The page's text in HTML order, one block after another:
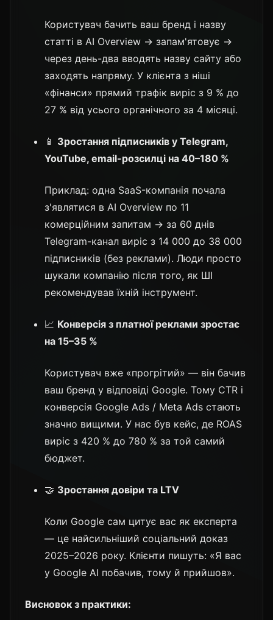
Користувач бачить ваш бренд і назву
статті в AI Overview → запам'ятовує →
через день-два вводять назву сайту або
заходять напряму. У клієнта з ніші
«фінанси» прямий трафік виріс з 9 % до
27 % від усього органічного за 4 місяці.
📱 Зростання підписників у Telegram,
YouTube, email-розсилці на 40–180 %
Приклад: одна SaaS-компанія почала
з'являтися в AI Overview по 11
комерційним запитам → за 60 днів
Telegram-канал виріс з 14 000 до 38 000
підписників (без реклами). Люди просто
шукали компанію після того, як ШІ
рекомендував їхній інструмент.
📈 Конверсія з платної реклами зростає
на 15–35 %
Користувач вже «прогрітий» — він бачив
ваш бренд у відповіді Google. Тому CTR і
конверсія Google Ads / Meta Ads стають
значно вищими. У нас був кейс, де ROAS
виріс з 420 % до 780 % за той самий
бюджет.
🤝 Зростання довіри та LTV
Коли Google сам цитує вас як експерта
— це найсильніший соціальний доказ
2025–2026 року. Клієнти пишуть: «Я вас
у Google AI побачив, тому й прийшов».
Висновок з практики: